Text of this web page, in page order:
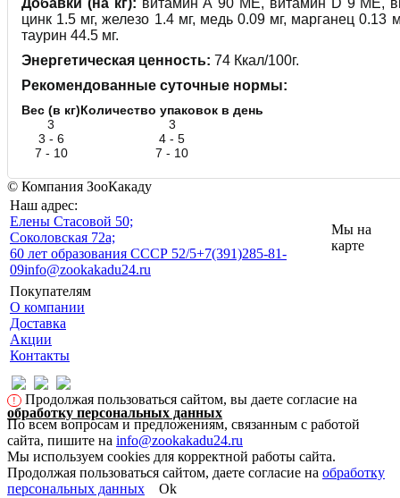
Добавки (на кг): витамин А 90 МЕ, витамин D 9 МЕ,
цинк 1.5 мг, железо 1.4 мг, медь 0.09 мг, марганец 0.13
таурин 44.5 мг.
Энергетическая ценность: 74 Ккал/100г.
Рекомендованные суточные нормы:
Вес (в кг)Количество упаковок в день
3
3
3 - 6
4 - 5
7 - 10
7 - 10
© Компания ЗооКакаду
Наш адрес:
Eлены Стасовой 50;
Соколовская 72а;
60 лет образования СССР 52/5+7(391)285-81-
09info@zookakadu24.ru
Мы на
карте
Покупателям
О компании
Доставка
Акции
Контакты
!
Продолжая пользоваться сайтом, вы даете согласие на
обработку персональных данных
По всем вопросам и предложениям, связанным с работой
сайта, пишите на info@zookakadu24.ru
Мы используем cookies для корректной работы сайта.
Продолжая пользоваться сайтом, даете согласие на обработку
персональных данных
Ok